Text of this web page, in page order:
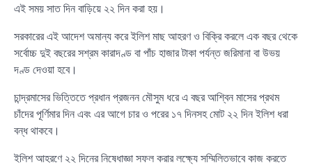
এই সময় সাত দিন বাড়িয়ে ২২ দিন করা হয়।
সরকারের এই আদেশ অমান্য করে ইলিশ মাছ আহরণ ও বিক্রি করলে এক বছর থেকে
সর্বোচ্চ দুই বছরের সশ্রম কারাদণ্ড বা পাঁচ হাজার টাকা পর্যন্ত জরিমানা বা উভয়
দণ্ড দেওয়া হবে।
চান্দ্রমাসের ভিত্তিতে প্রধান প্রজনন মৌসুম ধরে এ বছর আশ্বিন মাসের প্রথম
চাঁদের পূর্ণিমার দিন এবং এর আগে চার ও পরের ১৭ দিনসহ মোট ২২ দিন ইলিশ ধরা
বন্ধ থাকবে।
ইলিশ আহরণে ২২ দিনের নিষেধাজ্ঞা সফল করার লক্ষ্যে সম্মিলিতভাবে কাজ করতে